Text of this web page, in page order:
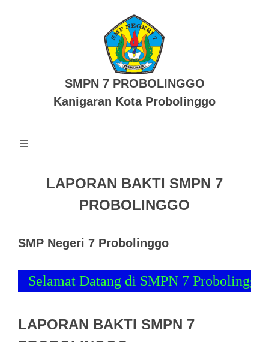
SMPN 7 PROBOLINGGO
Kanigaran Kota Probolinggo
LAPORAN BAKTI SMPN 7
PROBOLINGGO
SMP Negeri 7 Probolinggo
Selamat Datang di SMPN 7 Probolinggo
LAPORAN BAKTI SMPN 7